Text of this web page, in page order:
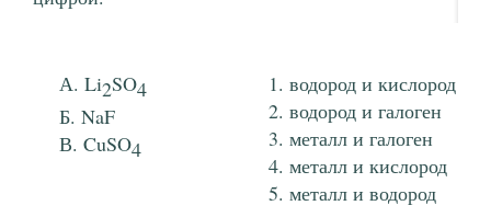
Li2SO4
NaF
CuSO4
водород и кислород
водород и галоген
металл и галоген
металл и кислород
металл и водород